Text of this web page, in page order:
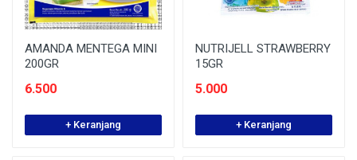
AMANDA MENTEGA MINI
200GR
6.500
+ Keranjang
NUTRIJELL STRAWBERRY
15GR
5.000
+ Keranjang